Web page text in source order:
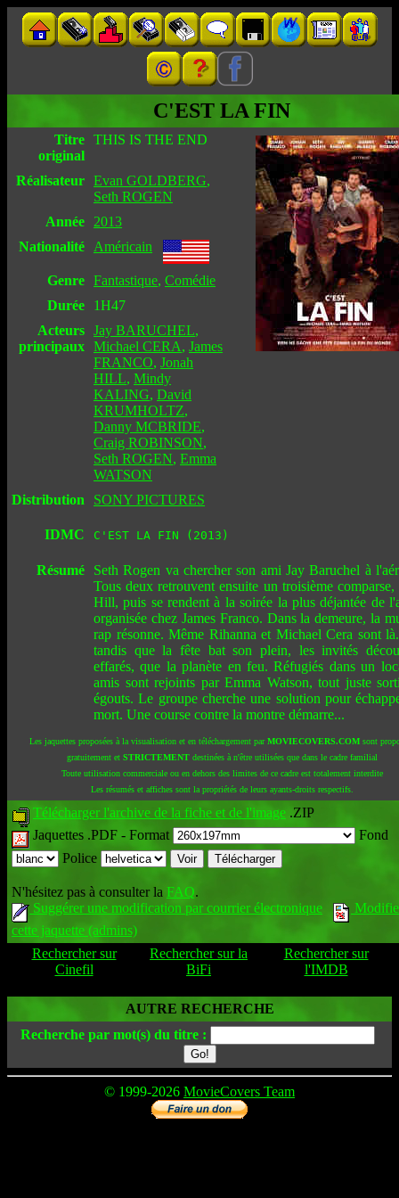
C'EST LA FIN
Titre
original
THIS IS THE END
Réalisateur Evan GOLDBERG,
Seth ROGEN
Année
2013
Nationalité
Américain
Genre Fantastique, Comédie
Durée
1H47
Acteurs
principaux
Jay BARUCHEL,
Michael CERA, James
FRANCO, Jonah
HILL, Mindy
KALING, David
KRUMHOLTZ,
Danny MCBRIDE,
Craig ROBINSON,
Seth ROGEN, Emma
WATSON
Distribution
SONY PICTURES
IDMC C'EST LA FIN (2013)
Résumé
Seth Rogen va chercher son ami Jay Baruchel à
Tous deux retrouvent ensuite un troisième comparse,
Hill, puis se rendent à la soirée la plus déjantée de
organisée chez James Franco. Dans la demeure, la
rap résonne. Même Rihanna et Michael Cera sont
tandis que la fête bat son plein, les invités
effarés, que la planète en feu. Réfugiés dans un
amis sont rejoints par Emma Watson, tout juste
égouts. Le groupe cherche une solution pour
mort. Une course contre la montre démarre...
Les jaquettes proposées à la visualisation et en téléchargement parMOVIECOVERS.COMsont
gratuitement et STRICTEMENTdestinées à n'être utilisées que dans le cadre familial
Toute utilisation commerciale ou en dehors des limites de ce cadre est totalement interdite
Les résumés et affiches sont la propriétés de leurs ayants-droits respectifs.
Télécharger l'archive de la fiche et de l'image .ZIP
Jaquettes .PDF - Format
Fond
Police
N'hésitez pas à consulter la FAQ.
Suggérer une modification par courrier électronique
cette jaquette (admins)
Rechercher sur
Cinefil
Rechercher sur la
BiFi
Rechercher sur
l'IMDB
AUTRE RECHERCHE
Recherche par mot(s) du titre :
© 1999-2026 MovieCovers Team